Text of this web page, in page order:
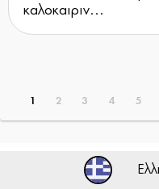
καλοκαιριν...
1 2 3 4 5